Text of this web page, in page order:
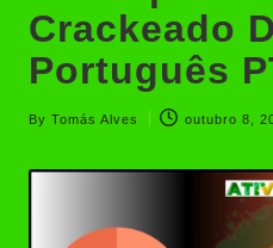
o
SkinFiner
Português
Português
Ativador
|
Crackeado
Português
Posted
By Tomás Alves outubro 8,